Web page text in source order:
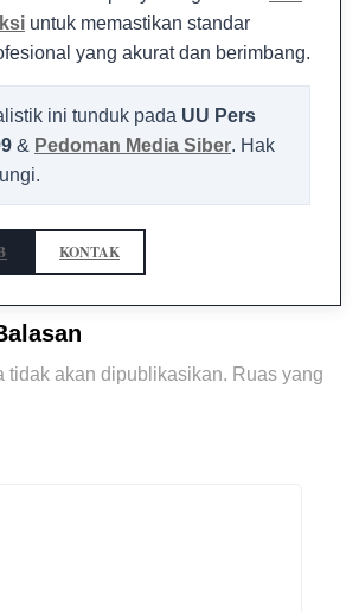
untuk memastikan standar
yang akurat dan berimbang.
ini tunduk pada UU Pers
& Pedoman Media Siber. Hak
KONTAK
tidak akan dipublikasikan. Ruas yang